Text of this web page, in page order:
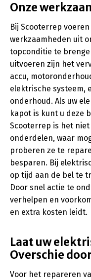
Onze
Bij Scooterrep
werkzaamheden uit
topconditie te
uitvoeren zijn het
accu,
elektrische systeem,
onderhoud. Als uw
kapot is kunt u deze
Scooterrep is het
onderdelen, waar
proberen ze te
besparen. Bij
op tijd aan de bel te
Door snel actie te
verhelpen en
en extra kosten leidt.
Laat uw
Overschie
Voor het repareren